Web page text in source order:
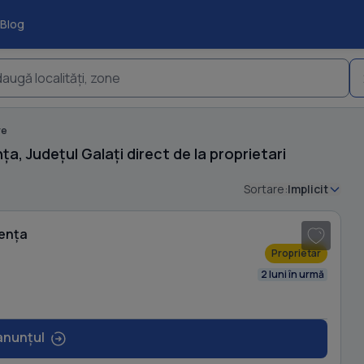
Blog
localități, zone
Județul Galați direct de la proprietari
Sortare:Implicit
Proprietar
2 luni în urmă